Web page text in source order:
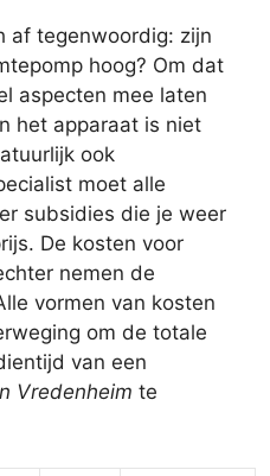
af tegenwoordig: zijn
hoog? Om dat
aspecten mee laten
het apparaat is niet
ook
moet alle
subsidies die je weer
De kosten voor
nemen de
vormen van kosten
om de totale
van een
Vredenheim te